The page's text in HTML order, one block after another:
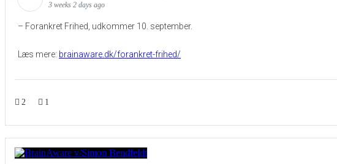
3 weeks 2 days ago
– Forankret Frihed, udkommer 10. september.
Læs mere: brainaware.dk/forankret-frihed/
2 1